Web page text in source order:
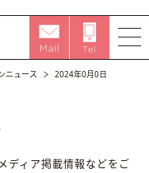
ニュース 2024年0月0日
メディア掲載情報などをご